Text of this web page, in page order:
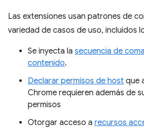
Las extensiones usan patrones de
variedad de casos de uso, incluidos
Se inyecta la secuencia de
contenido.
Declarar permisos de host que
Chrome requieren además de
permisos
Otorgar acceso a recursos